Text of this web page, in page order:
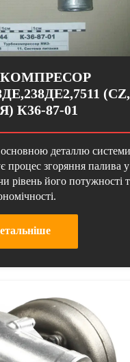
(CZ,
К36-87-01
деталлю системи
процес згоряння палива у
рівень його потужності